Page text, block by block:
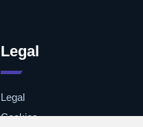
Legal
Legal
Cookies